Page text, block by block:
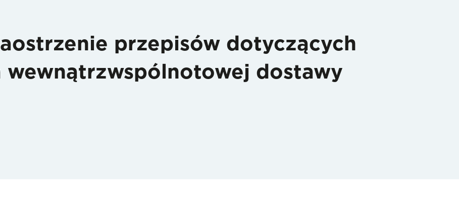
przepisów dotyczących
wewnątrzwspólnotowej dostawy